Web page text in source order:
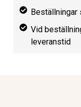
Beställningar
Vid
leveranstid